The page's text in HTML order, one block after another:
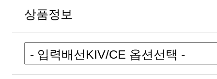
상품정보